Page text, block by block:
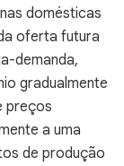
domésticas
oferta futura
demanda,
gradualmente
preços
a uma
de produção